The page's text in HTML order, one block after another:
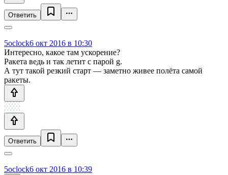
Ответить
5oclock6 окт 2016 в 10:30
Интересно, какое там ускорение?
Ракета ведь и так летит с парой g.
А тут такой резкий старт — заметно живее полёта самой
ракеты.
Ответить
5oclock6 окт 2016 в 10:39